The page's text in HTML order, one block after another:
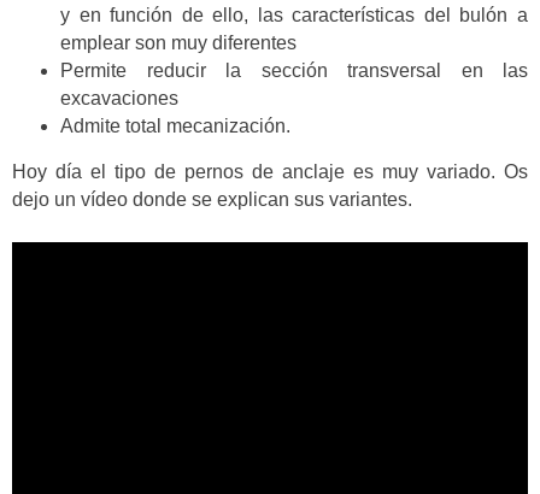
y en función de ello, las características del bulón a
emplear son muy diferentes
Permite reducir la sección transversal en las
excavaciones
Admite total mecanización.
Hoy día el tipo de pernos de anclaje es muy variado. Os
dejo un vídeo donde se explican sus variantes.